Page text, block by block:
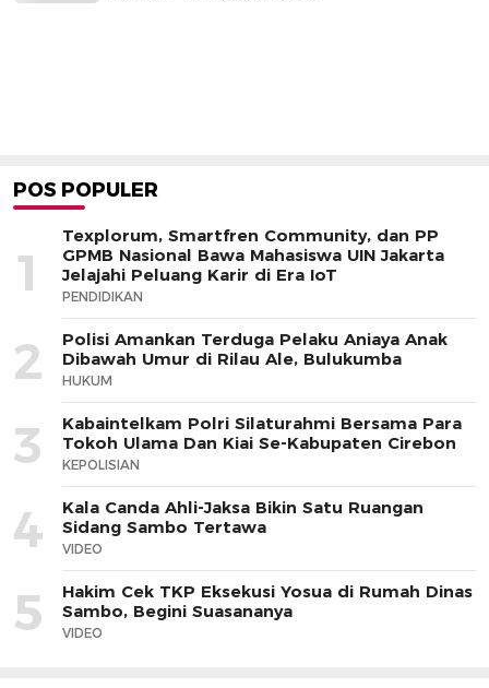
POS POPULER
1
Texplorum, Smartfren Community, dan PP
GPMB Nasional Bawa Mahasiswa UIN Jakarta
Jelajahi Peluang Karir di Era IoT
PENDIDIKAN
2
Polisi Amankan Terduga Pelaku Aniaya Anak
Dibawah Umur di Rilau Ale, Bulukumba
HUKUM
3
Kabaintelkam Polri Silaturahmi Bersama Para
Tokoh Ulama Dan Kiai Se-Kabupaten Cirebon
KEPOLISIAN
4
Kala Canda Ahli-Jaksa Bikin Satu Ruangan
Sidang Sambo Tertawa
VIDEO
5
Hakim Cek TKP Eksekusi Yosua di Rumah Dinas
Sambo, Begini Suasananya
VIDEO